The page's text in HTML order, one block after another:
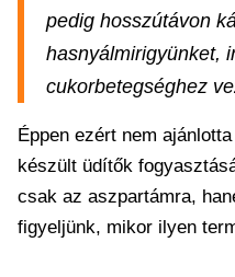
pedig hosszútávon
hasnyálmirigyünket,
cukorbetegséghez
Éppen ezért nem
készült üdítők
csak az aszpartámra,
figyeljünk, mikor ilyen